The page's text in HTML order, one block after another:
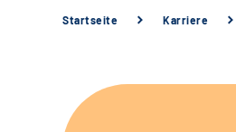
Startseite Karriere